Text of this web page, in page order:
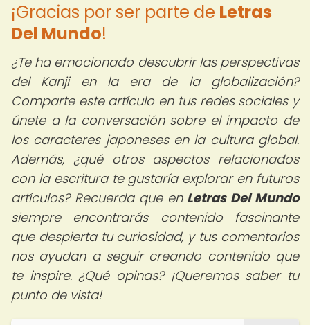
¡Gracias por ser parte de Letras
Del Mundo!
¿Te ha emocionado descubrir las perspectivas
del Kanji en la era de la globalización?
Comparte este artículo en tus redes sociales y
únete a la conversación sobre el impacto de
los caracteres japoneses en la cultura global.
Además, ¿qué otros aspectos relacionados
con la escritura te gustaría explorar en futuros
artículos? Recuerda que en Letras Del Mundo
siempre encontrarás contenido fascinante
que despierta tu curiosidad, y tus comentarios
nos ayudan a seguir creando contenido que
te inspire. ¿Qué opinas? ¡Queremos saber tu
punto de vista!